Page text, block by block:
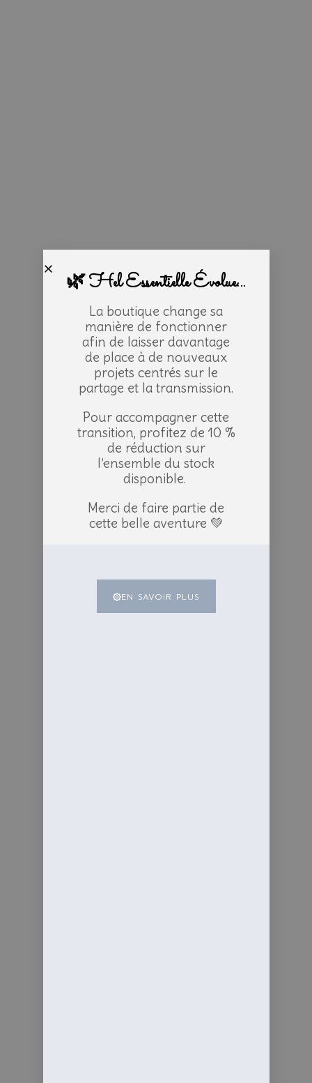
🌿 Hel Essentielle Évolue...
La boutique change sa
manière de fonctionner
afin de laisser davantage
de place à de nouveaux
projets centrés sur le
partage et la transmission.
Pour accompagner cette
transition, profitez de 10 %
de réduction sur
l’ensemble du stock
disponible.
Merci de faire partie de
cette belle aventure 💚
EN SAVOIR PLUS